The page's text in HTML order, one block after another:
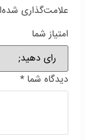
علامت‌گذاری
امتیاز شما
دیدگاه شما *